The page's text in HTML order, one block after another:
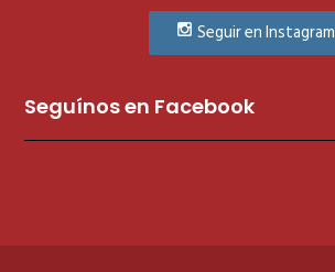
Seguir en Instagram
Seguínos en Facebook